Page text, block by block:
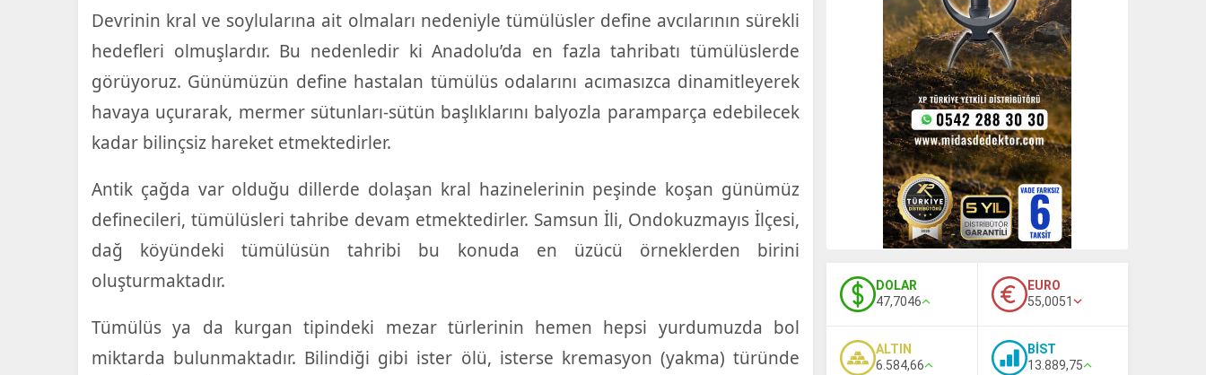
Devrinin kral ve soylularına ait olmaları nedeniyle tümülüsler define avcılarının sürekli
hedefleri olmuşlardır. Bu nedenledir ki Anadolu’da en fazla tahribatı tümülüslerde
görüyoruz. Günümüzün define hastalan tümülüs odalarını acımasızca dinamitleyerek
havaya uçurarak, mermer sütunları-sütün başlıklarını balyozla paramparça edebilecek
kadar bilinçsiz hareket etmektedirler.
Antik çağda var olduğu dillerde dolaşan kral hazinelerinin peşinde koşan günümüz
definecileri, tümülüsleri tahribe devam etmektedirler. Samsun İli, Ondokuzmayıs İlçesi,
dağ köyündeki tümülüsün tahribi bu konuda en üzücü örneklerden birini
oluşturmaktadır.
Tümülüs ya da kurgan tipindeki mezar türlerinin hemen hepsi yurdumuzda bol
miktarda bulunmaktadır. Bilindiği gibi ister ölü, isterse kremasyon (yakma) türünde
DOLAR
47,7046
EURO
55,0051
ALTIN
6.584,66
BİST
13.889,75